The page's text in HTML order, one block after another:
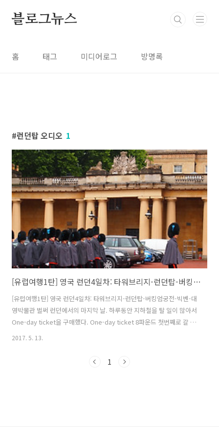
블로그뉴스
홈 태그 미디어로그 방명록
런던탑 오디오 1
[유럽여행1탄] 영국 런던4일차: 타워브리지-런던탑-버킹엄궁전-빅벤-대영박물관
[유럽여행1탄] 영국 런던4일차: 타워브리지-런던탑-버킹엄궁전-빅벤-대
영박물관 벌써 런던에서의 마지막 날. 하루동안 지하철을 탈 일이 많아서
One-day ticket을 구매했다. One-day ticket 8파운드 첫번째로 갈 곳
은 템즈강의 풍경을 볼 수 있는 타워브리지 밝을 때 보는 타위브리지도
Towerhill역에 있는 런던탑. 한국인 여행객도 많은지 한글오디오도 있었
2017. 5. 13.
1